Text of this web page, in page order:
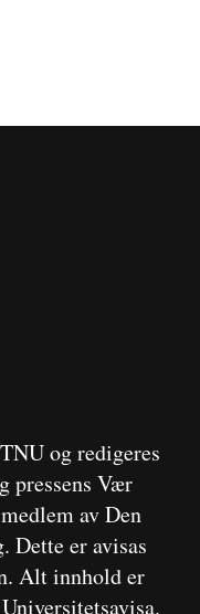
og redigeres
pressens Vær
av Den
Dette er avisas
Alt innhold er